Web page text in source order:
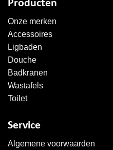
Producten
Onze merken
Accessoires
Ligbaden
Douche
Badkranen
Wastafels
Toilet
Service
Algemene voorwaarden